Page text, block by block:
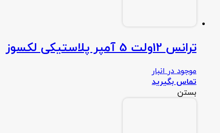
ترانس 12ولت 5 آمپر پلاستیکی لکسوز
موجود در انبار
تماس بگیرید
بستن